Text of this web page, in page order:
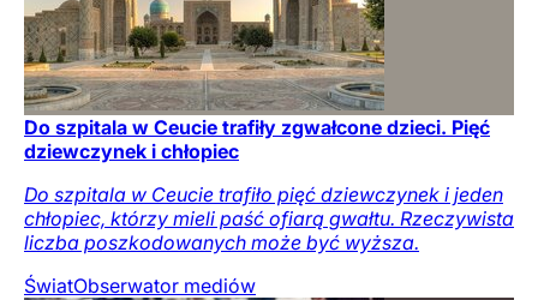
Do szpitala w Ceucie trafiły zgwałcone dzieci. Pięć
dziewczynek i chłopiec
Do szpitala w Ceucie trafiło pięć dziewczynek i jeden
chłopiec, którzy mieli paść ofiarą gwałtu. Rzeczywista
liczba poszkodowanych może być wyższa.
ŚwiatObserwator mediów